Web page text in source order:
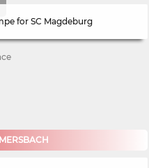
for SC Magdeburg